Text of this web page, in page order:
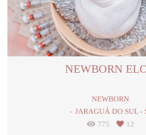
NEWBORN
NEWBORN
JARAGUÁ DO SUL -
775
12